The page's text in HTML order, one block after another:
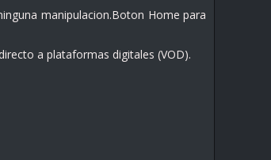
manipulacion.Boton Home para
a plataformas digitales (VOD).